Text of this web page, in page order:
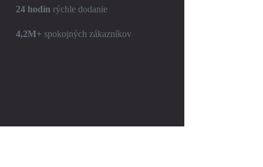
24 hodín rýchle dodanie
4,2M+ spokojných zákazníkov